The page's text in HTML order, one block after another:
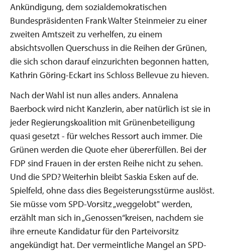
Ankündigung, dem sozialdemokratischen
Bundespräsidenten Frank Walter Steinmeier zu einer
zweiten Amtszeit zu verhelfen, zu einem
absichtsvollen Querschuss in die Reihen der Grünen,
die sich schon darauf einzurichten begonnen hatten,
Kathrin Göring-Eckart ins Schloss Bellevue zu hieven.
Nach der Wahl ist nun alles anders. Annalena
Baerbock wird nicht Kanzlerin, aber natürlich ist sie in
jeder Regierungskoalition mit Grünenbeteiligung
quasi gesetzt - für welches Ressort auch immer. Die
Grünen werden die Quote eher übererfüllen. Bei der
FDP sind Frauen in der ersten Reihe nicht zu sehen.
Und die SPD? Weiterhin bleibt Saskia Esken auf de.
Spielfeld, ohne dass dies Begeisterungsstürme auslöst.
Sie müsse vom SPD-Vorsitz „weggelobt" werden,
erzählt man sich in „Genossen“kreisen, nachdem sie
ihre erneute Kandidatur für den Parteivorsitz
angekündigt hat. Der vermeintliche Mangel an SPD-